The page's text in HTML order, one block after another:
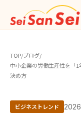
TOP/ブログ/
中小企業の労働生産性を「
決め方
ビジネストレンド